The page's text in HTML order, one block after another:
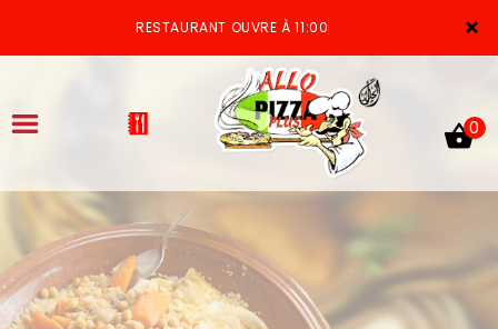
×
RESTAURANT OUVRE À 11:00
ACCUEIL
LA CARTE
0